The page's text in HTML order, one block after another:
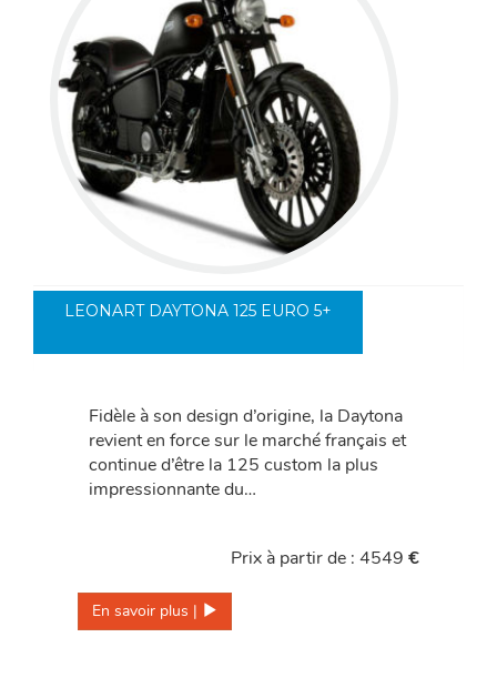
LEONART DAYTONA 125 EURO 5+
Fidèle à son design d’origine, la Daytona
revient en force sur le marché français et
continue d’être la 125 custom la plus
impressionnante du…
Prix à partir de : 4549 €
En savoir plus |